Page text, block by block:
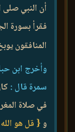
أن النبي
فقرأ بسورة
المنافقون
وأخرج ابن
سمرة قال :
في صلاة
و{ قل هو